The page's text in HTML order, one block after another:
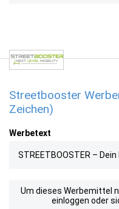
Streetbooster
Zeichen)
Werbetext
STREETBOOSTER –
Um dieses Werbemittel
einloggen oder